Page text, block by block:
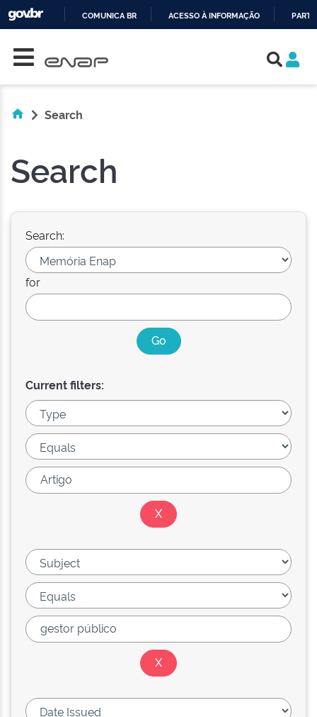
COMUNICA BR ACESSO À INFORMAÇÃO
Search
Search
Search:
for
Current filters: